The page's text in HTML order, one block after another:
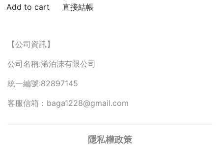
直接結帳
【公司資訊】
公司名稱:浠泊淶有限公司
統一編號:82897145
客服信箱：baga1228@gmail.com
隱私權政策